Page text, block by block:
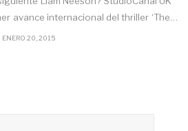
avance internacional del thriller ‘The…
ENERO 20, 2015